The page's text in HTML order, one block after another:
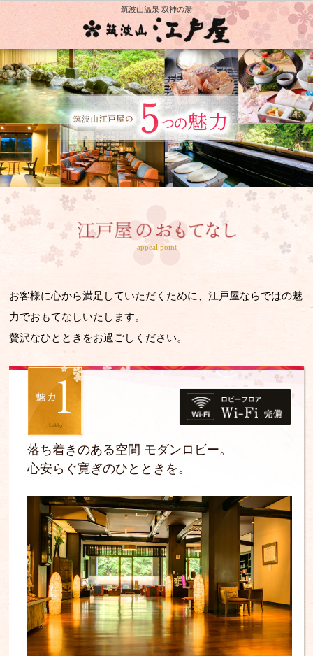
筑波山温泉 双神の湯
5つの魅力
appeal point
お客様に心から満足していただくために、江戸屋ならではの魅
力でおもてなしいたします。
贅沢なひとときをお過ごしください。
落ち着きのある空間 モダンロビー。
心安らぐ寛ぎのひとときを。